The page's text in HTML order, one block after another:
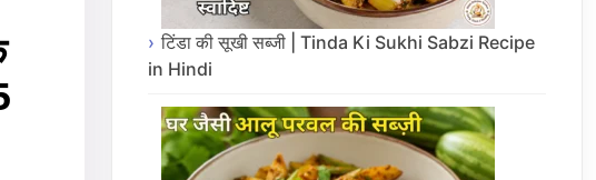
टिंडा की सूखी सब्जी | Tinda Ki Sukhi Sabzi Recipe
in Hindi